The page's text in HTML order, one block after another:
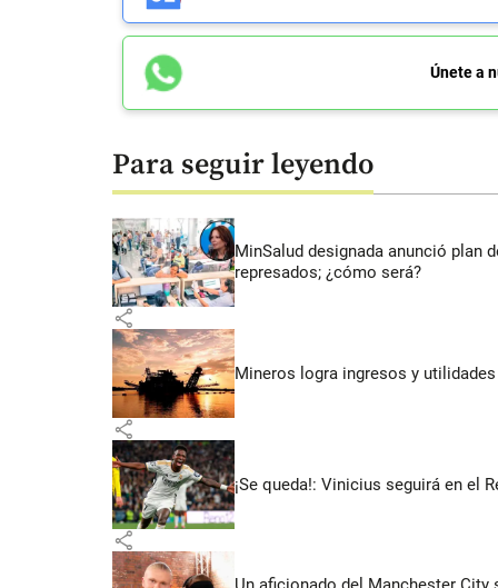
Únete a
Para seguir leyendo
MinSalud designada anunció plan
represados; ¿cómo será?
share
Mineros logra ingresos y
share
¡Se queda!: Vinicius seguirá en el
share